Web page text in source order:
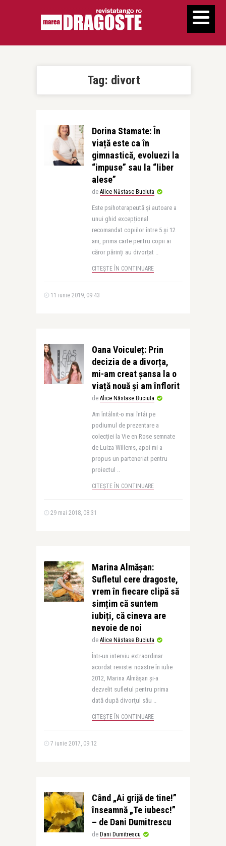
Tag: divort
Dorina Stamate: În
viață este ca în
gimnastică, evoluezi la
“impuse” sau la “liber
alese”
de Alice Năstase Buciuta
Este psihoterapeută și autoare a
unui ghid excepțional
recomandat copiilor între 5 și 12
ani, prima carte pentru copii ai
căror părinți au divorțat ..
CITEȘTE ÎN CONTINUARE
11 iunie 2019, 09:43
Oana Voiculeț: Prin
decizia de a divorța,
mi-am creat șansa la o
viață nouă și am înflorit
de Alice Năstase Buciuta
Am întâlnit-o mai întâi pe
podiumul de prezentare a
colecției la Vie en Rose semnate
de Luiza Willems, apoi mi-a
propus un parteneriat pentru
proiectul ..
CITEȘTE ÎN CONTINUARE
29 mai 2018, 08:31
Marina Almășan:
Sufletul cere dragoste,
vrem în fiecare clipă să
simțim că suntem
iubiți, că cineva are
nevoie de noi
de Alice Năstase Buciuta
Într-un interviu extraordinar
acordat revistei noastre în iulie
2012, Marina Almăşan şi-a
dezvelit sufletul pentru prima
dată după divorţul său ..
CITEȘTE ÎN CONTINUARE
7 iunie 2017, 09:12
Când „Ai grijă de tine!”
înseamnă „Te iubesc!”
– de Dani Dumitrescu
de Dani Dumitrescu